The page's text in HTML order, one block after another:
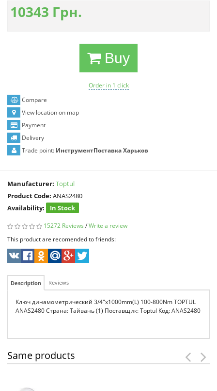
10343 Грн.
Buy
Order in 1 click
Compare
View location on map
Payment
Delivery
Trade point: ИнструментПоставка Харьков
Manufacturer: Toptul
Product Code: ANAS2480
Availability:
In Stock
15272 Reviews /Write a review
This product are recomended to friends:
Description Reviews
Ключ динамометрический 3/4"x1000mm(L) 100-800Nm TOPTUL
ANAS2480 Страна: Тайвань (1) Поставщик: Toptul Код: ANAS2480
Same products